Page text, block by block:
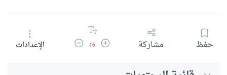
حفظ مشاركة زيادة حجم الخط
16 تقليل حجم الخطالإعدادات